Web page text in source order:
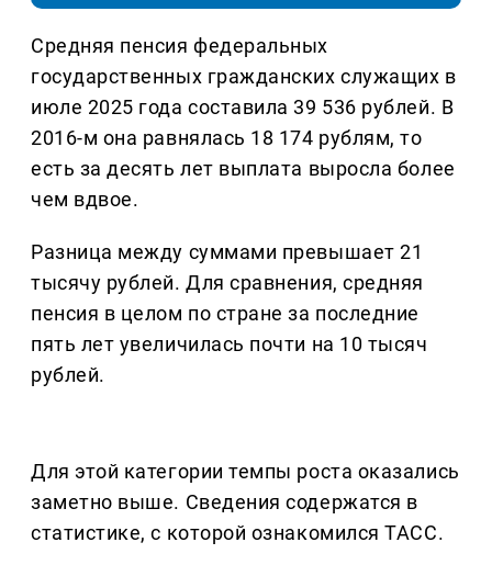
Средняя пенсия федеральных
государственных гражданских служащих в
июле 2025 года составила 39 536 рублей. В
2016-м она равнялась 18 174 рублям, то
есть за десять лет выплата выросла более
чем вдвое.
Разница между суммами превышает 21
тысячу рублей. Для сравнения, средняя
пенсия в целом по стране за последние
пять лет увеличилась почти на 10 тысяч
рублей.
Для этой категории темпы роста оказались
заметно выше. Сведения содержатся в
статистике, с которой ознакомился ТАСС.